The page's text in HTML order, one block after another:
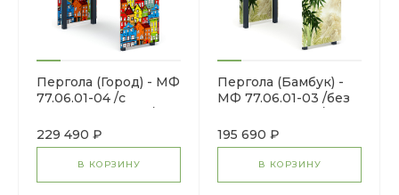
Пергола (Город) - МФ
77.06.01-04 /с
229 490 ₽
В КОРЗИНУ
Пергола (Бамбук) -
МФ 77.06.01-03 /без
195 690 ₽
В КОРЗИНУ